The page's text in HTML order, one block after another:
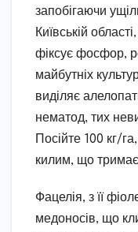
запобігаючи
Київській
фіксує фосфор,
майбутніх
виділяє
нематод, тих
Посійте 100 кг/
килим, що
Фацелія, з її
медоносів, що